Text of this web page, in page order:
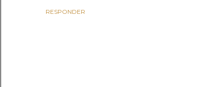
RESPONDER